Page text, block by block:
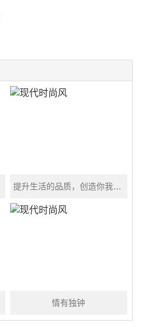
情有独钟